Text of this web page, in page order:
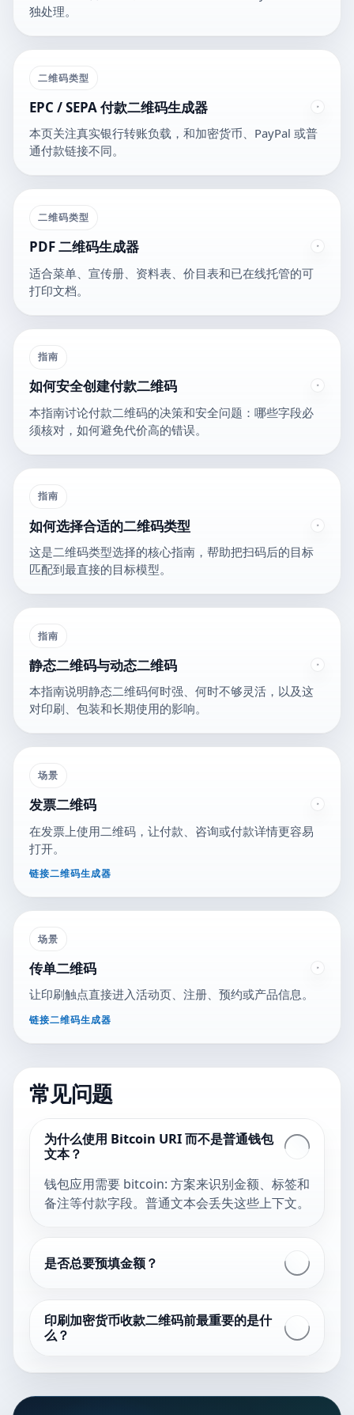
独处理。
二维码类型
EPC / SEPA 付款二维码生成器
本页关注真实银行转账负载，和加密货币、PayPal 或普
通付款链接不同。
二维码类型
PDF 二维码生成器
适合菜单、宣传册、资料表、价目表和已在线托管的可
打印文档。
指南
如何安全创建付款二维码
本指南讨论付款二维码的决策和安全问题：哪些字段必
须核对，如何避免代价高的错误。
指南
如何选择合适的二维码类型
这是二维码类型选择的核心指南，帮助把扫码后的目标
匹配到最直接的目标模型。
指南
静态二维码与动态二维码
本指南说明静态二维码何时强、何时不够灵活，以及这
对印刷、包装和长期使用的影响。
场景
发票二维码
在发票上使用二维码，让付款、咨询或付款详情更容易
打开。
链接二维码生成器
场景
传单二维码
让印刷触点直接进入活动页、注册、预约或产品信息。
链接二维码生成器
常见问题
为什么使用 Bitcoin URI 而不是普通钱包
文本？
钱包应用需要 bitcoin: 方案来识别金额、标签和
备注等付款字段。普通文本会丢失这些上下文。
是否总要预填金额？
印刷加密货币收款二维码前最重要的是什
么？